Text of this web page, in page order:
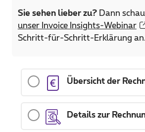
Sie sehen lieber zu?Dann
unser Invoice Insights-Webinar
Schritt-für-Schritt-Erklärung an.
Übersicht der
Details zur